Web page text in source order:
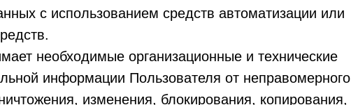
с использованием средств автоматизации или
необходимые организационные и технические
информации Пользователя от неправомерного
изменения, блокирования, копирования,